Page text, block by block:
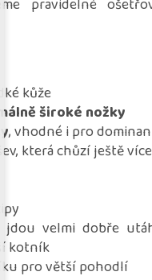
pravidelné
kůže
široké nožky
, vhodné i pro
která chůzí ještě
jdou velmi dobře
kotník
pro větší pohodlí